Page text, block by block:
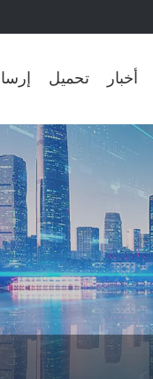
أخبار تحميل